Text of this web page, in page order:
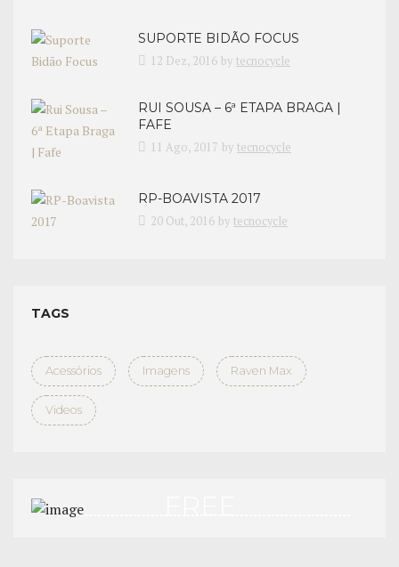
SUPORTE BIDÃO FOCUS
12 Dez, 2016 by tecnocycle
RUI SOUSA – 6ª ETAPA BRAGA |
FAFE
11 Ago, 2017 by tecnocycle
RP-BOAVISTA 2017
20 Out, 2016 by tecnocycle
TAGS
Acessórios Imagens Raven Max
Videos